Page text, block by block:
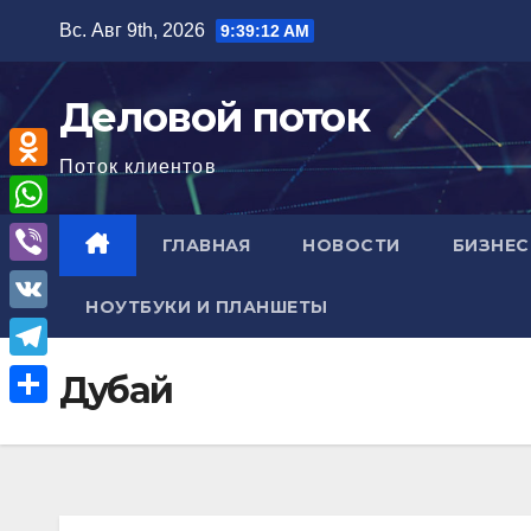
содержимому
Вс. Авг 9th, 2026 9:39:13 AM
Деловой поток
Поток клиентов
ГЛАВНАЯ НОВОСТИ
НОУТБУКИ И ПЛАНШЕТЫ
Дубай
O
d
n
o
k
l
s
W
h
a
s
V
i
b
e
V
K
T
l